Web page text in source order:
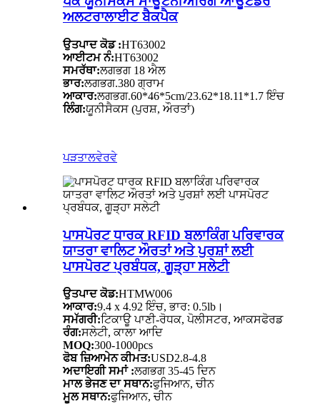
ਅਲਟਰਾਲਾਈਟ ਬੈਕਪੈਕ
ਉਤਪਾਦ ਕੋਡ :HT63002
ਆਈਟਮ ਨੰ:HT63002
ਸਮਰੱਥਾ:ਲਗਭਗ 18 ਐਲ
ਭਾਰ:ਲਗਭਗ.380 ਗ੍ਰਾਮ
ਆਕਾਰ:ਲਗਭਗ.60*46*5cm/23.62*18.11*1.7 ਇੰਚ
ਲਿੰਗ:ਯੂਨੀਸੈਕਸ (ਪੁਰਸ਼, ਔਰਤਾਂ)
ਪੜਤਾਲਵੇਰਵੇ
ਪਾਸਪੋਰਟ ਧਾਰਕ RFID ਬਲਾਕਿੰਗ ਪਰਿਵਾਰਕ
ਯਾਤਰਾ ਵਾਲਿਟ ਔਰਤਾਂ ਅਤੇ ਪੁਰਸ਼ਾਂ ਲਈ
ਪਾਸਪੋਰਟ ਪ੍ਰਬੰਧਕ, ਗੂੜ੍ਹਾ ਸਲੇਟੀ
ਉਤਪਾਦ ਕੋਡ:HTMW006
ਆਕਾਰ:9.4 x 4.92 ਇੰਚ, ਭਾਰ: 0.5lb।
ਸਮੱਗਰੀ:ਟਿਕਾਊ ਪਾਣੀ-ਰੋਧਕ, ਪੋਲੀਸਟਰ, ਆਕਸਫੋਰਡ
ਰੰਗ:ਸਲੇਟੀ, ਕਾਲਾ ਆਦਿ
MOQ:300-1000pcs
ਫੋਬ ਜ਼ਿਆਮੇਨ ਕੀਮਤ:USD2.8-4.8
ਅਦਾਇਗੀ ਸਮਾਂ :ਲਗਭਗ 35-45 ਦਿਨ
ਮਾਲ ਭੇਜਣ ਦਾ ਸਥਾਨ:ਫੁਜਿਆਨ, ਚੀਨ
ਮੂਲ ਸਥਾਨ:ਫੁਜਿਆਨ, ਚੀਨ